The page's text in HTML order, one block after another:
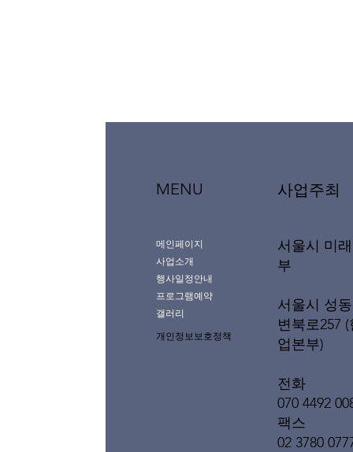
MENU
메인페이지
사업소개
행사일정안내
프로그램예약
갤러리
개인정보보호정책
사업주최
서울시 미
부
서울시 성
변북로257
업본부)
전화
070 4492
팩스
02 3780